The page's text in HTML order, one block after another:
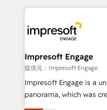
business with HubSpot?
you grow faster,
experiences. To us,
and—most
into bold ideas and
products and strategies
difference.
Impresoft Engage
提供元：Impresoft Engage
Impresoft Engage is a
panorama, which was
putting Customer